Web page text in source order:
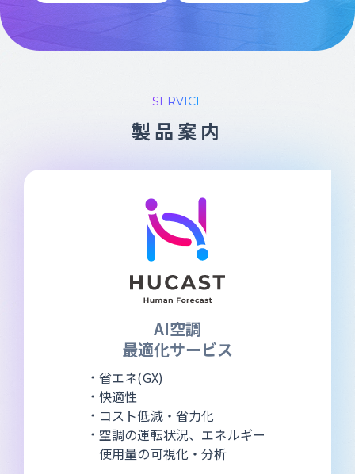
SERVICE
製品案内
AI空調
最適化サービス
省エネ(GX)
快適性
コスト低減・省力化
空調の運転状況、エネルギー
使用量の可視化・分析